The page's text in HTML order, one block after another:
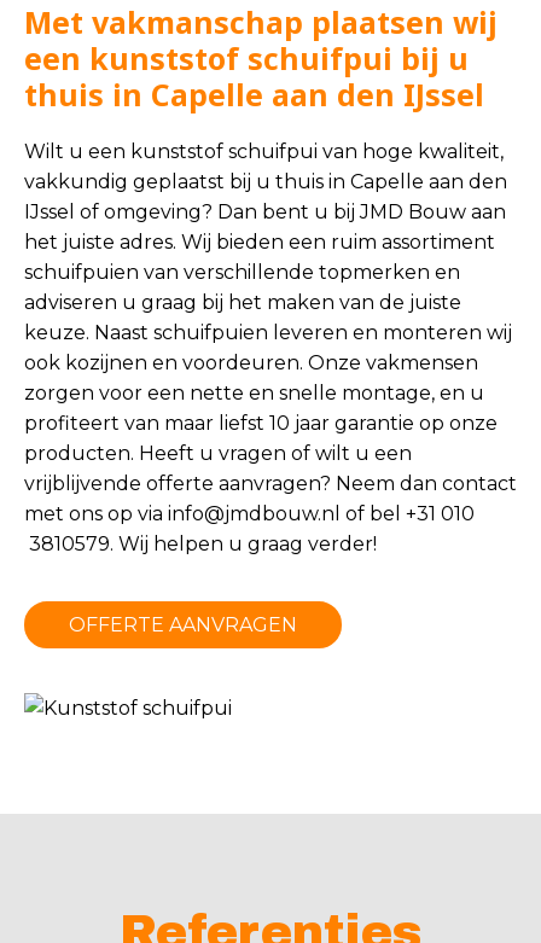
Met vakmanschap plaatsen wij
een kunststof schuifpui bij u
thuis in Capelle aan den IJssel
Wilt u een kunststof schuifpui van hoge kwaliteit,
vakkundig geplaatst bij u thuis in Capelle aan den
IJssel of omgeving? Dan bent u bij JMD Bouw aan
het juiste adres. Wij bieden een ruim assortiment
schuifpuien van verschillende topmerken en
adviseren u graag bij het maken van de juiste
keuze. Naast schuifpuien leveren en monteren wij
ook kozijnen en voordeuren. Onze vakmensen
zorgen voor een nette en snelle montage, en u
profiteert van maar liefst 10 jaar garantie op onze
producten. Heeft u vragen of wilt u een
vrijblijvende offerte aanvragen? Neem dan contact
met ons op via info@jmdbouw.nl of bel +31 010
3810579. Wij helpen u graag verder!
OFFERTE AANVRAGEN